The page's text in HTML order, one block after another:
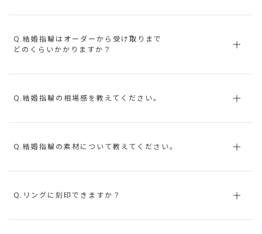
Q.結婚指輪はオーダーから受け取りまで
どのくらいかかりますか？
Q.結婚指輪の相場感を教えてください。
Q.結婚指輪の素材について教えてください。
Q.リングに刻印できますか？